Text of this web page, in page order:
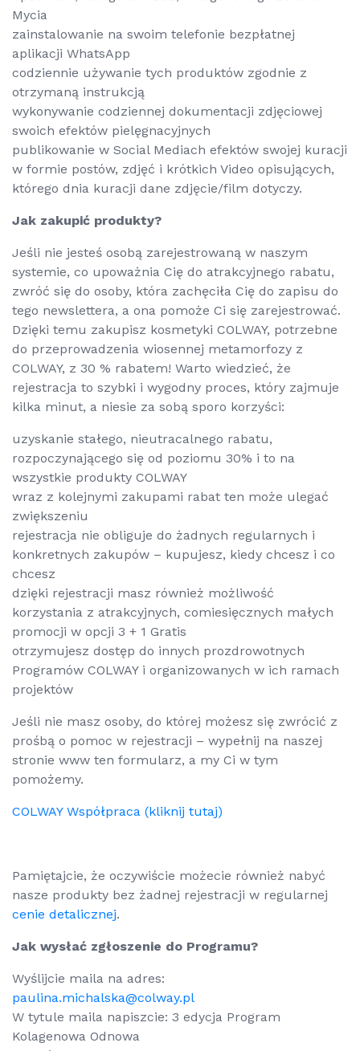
Mycia
zainstalowanie na swoim telefonie bezpłatnej
aplikacji WhatsApp
codziennie używanie tych produktów zgodnie z
otrzymaną instrukcją
wykonywanie codziennej dokumentacji zdjęciowej
swoich efektów pielęgnacyjnych
publikowanie w Social Mediach efektów swojej kuracji
w formie postów, zdjęć i krótkich Video opisujących,
którego dnia kuracji dane zdjęcie/film dotyczy.
Jak zakupić produkty?
Jeśli nie jesteś osobą zarejestrowaną w naszym
systemie, co upoważnia Cię do atrakcyjnego rabatu,
zwróć się do osoby, która zachęciła Cię do zapisu do
tego newslettera, a ona pomoże Ci się zarejestrować.
Dzięki temu zakupisz kosmetyki COLWAY, potrzebne
do przeprowadzenia wiosennej metamorfozy z
COLWAY, z 30 % rabatem! Warto wiedzieć, że
rejestracja to szybki i wygodny proces, który zajmuje
kilka minut, a niesie za sobą sporo korzyści:
uzyskanie stałego, nieutracalnego rabatu,
rozpoczynającego się od poziomu 30% i to na
wszystkie produkty COLWAY
wraz z kolejnymi zakupami rabat ten może ulegać
zwiększeniu
rejestracja nie obliguje do żadnych regularnych i
konkretnych zakupów – kupujesz, kiedy chcesz i co
chcesz
dzięki rejestracji masz również możliwość
korzystania z atrakcyjnych, comiesięcznych małych
promocji w opcji 3 + 1 Gratis
otrzymujesz dostęp do innych prozdrowotnych
Programów COLWAY i organizowanych w ich ramach
projektów
Jeśli nie masz osoby, do której możesz się zwrócić z
prośbą o pomoc w rejestracji – wypełnij na naszej
stronie www ten formularz, a my Ci w tym
pomożemy.
COLWAY Współpraca (kliknij tutaj)
Pamiętajcie, że oczywiście możecie również nabyć
nasze produkty bez żadnej rejestracji w regularnej
cenie detalicznej.
Jak wysłać zgłoszenie do Programu?
Wyślijcie maila na adres:
paulina.michalska@colway.pl
W tytule maila napiszcie: 3 edycja Program
Kolagenowa Odnowa